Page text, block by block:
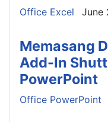
Details
Office Excel June
Memasang
Add-In
PowerPoint
Details
Office PowerPoint